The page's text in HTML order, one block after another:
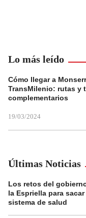
Lo más leído
Cómo llegar a
TransMilenio: rutas y
complementarios
19/03/2024
Últimas Noticias
Los retos del
la Espriella para
sistema de salud